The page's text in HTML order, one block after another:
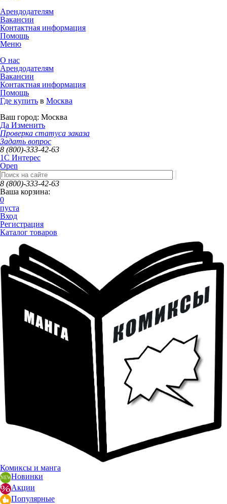
Арендодателям
Вакансии
Контактная информация
Помощь
Меню
О нас
Арендодателям
Вакансии
Контактная информация
Помощь
Где купить в Москва
Ваш город: Москва
Да Изменить
Проверка статуса заказа
Задать вопрос
8 (800)-333-42-63
1C Интерес
Open
8 (800)-333-42-63
Ваша корзина:
0
пуста
Вход
Регистрация
Каталог товаров
Комиксы и манга
Новинки
Акции
Популярные